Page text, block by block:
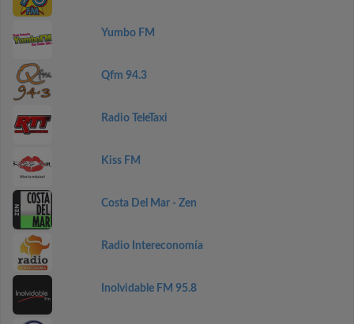
Yumbo FM
Qfm 94.3
Radio TeleTaxi
Kiss FM
Costa Del Mar - Zen
Radio Intereconomía
Inolvidable FM 95.8